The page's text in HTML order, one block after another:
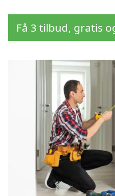
Få 3 tilbud, gratis